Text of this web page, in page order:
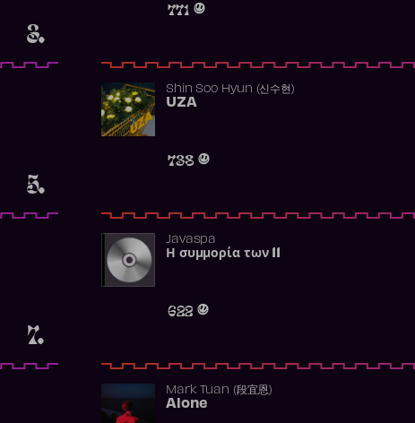
3.
771
5.
Shin Soo Hyun (신수현)
UZA
738
7.
Javaspa
Η συμμορία των 11
622
Mark Tuan (段宜恩)
Alone